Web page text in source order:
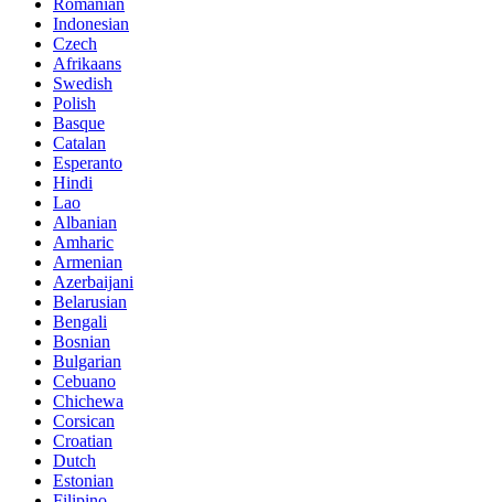
Romanian
Indonesian
Czech
Afrikaans
Swedish
Polish
Basque
Catalan
Esperanto
Hindi
Lao
Albanian
Amharic
Armenian
Azerbaijani
Belarusian
Bengali
Bosnian
Bulgarian
Cebuano
Chichewa
Corsican
Croatian
Dutch
Estonian